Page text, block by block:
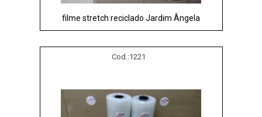
filme stretch reciclado Jardim Ângela
Cod.:1221